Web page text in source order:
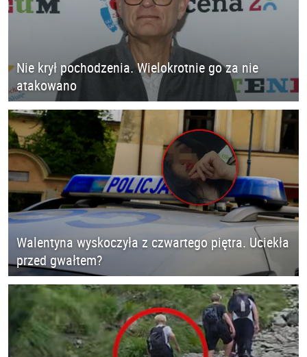
Nie krył pochodzenia. Wielokrotnie go za nie
atakowano
Walentyna wyskoczyła z czwartego piętra. Uciekła
przed gwałtem?